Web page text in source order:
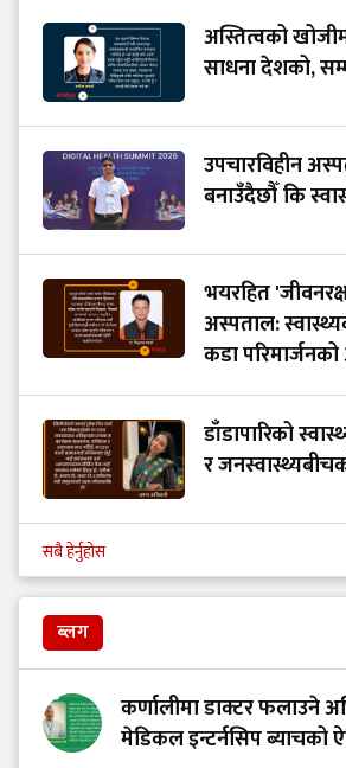
अस्तित्वको
साधना देशको,
उपचारविहीन
बनाउँदैछौँ कि
भयरहित
अस्पताल:
कडा परिमार्जनको
डाँडापारिको
र
सबै हेर्नुहोस
ब्लग
कर्णालीमा डाक्टर फलाउने
मेडिकल इन्टर्नसिप ब्याचको